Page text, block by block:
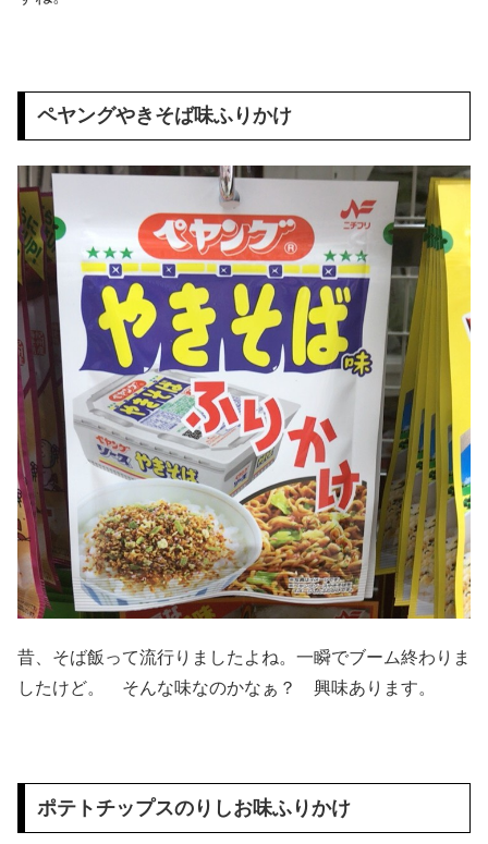
ペヤングやきそば味ふりかけ
昔、そば飯って流行りましたよね。一瞬でブーム終わりま
したけど。 そんな味なのかなぁ？ 興味あります。
ポテトチップスのりしお味ふりかけ